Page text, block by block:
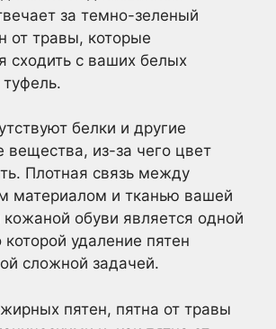
за темно-зеленый
от травы, которые
сходить с ваших белых
белки и другие
вещества, из-за чего цвет
Плотная связь между
материалом и тканью вашей
кожаной обуви является одной
которой удаление пятен
сложной задачей.
пятен, пятна от травы